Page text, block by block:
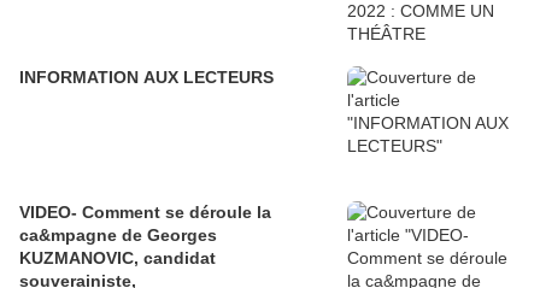
INFORMATION AUX LECTEURS
VIDEO- Comment se déroule la
ca&mpagne de Georges
KUZMANOVIC, candidat
souverainiste,